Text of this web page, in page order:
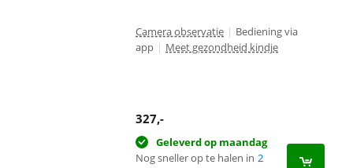
Camera observatie | Bediening via
app | Meet gezondheid kindje
327,-
Geleverd op maandag
Nog sneller op te halen in 2